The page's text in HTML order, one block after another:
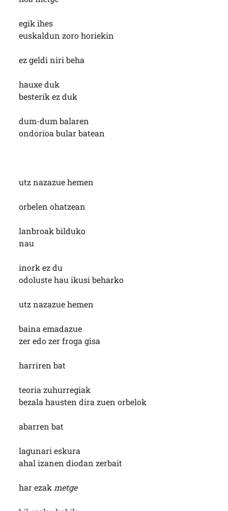
egik ihes
euskaldun zoro horiekin
ez geldi niri beha
hauxe duk
besterik ez duk
dum-dum balaren
ondorioa bular batean
utz nazazue hemen
orbelen ohatzean
lanbroak bilduko
nau
inork ez du
odoluste hau ikusi beharko
utz nazazue hemen
baina emadazue
zer edo zer froga gisa
harriren bat
teoria zuhurregiak
bezala hausten dira zuen orbelok
abarren bat
lagunari eskura
ahal izanen diodan zerbait
har ezak metge